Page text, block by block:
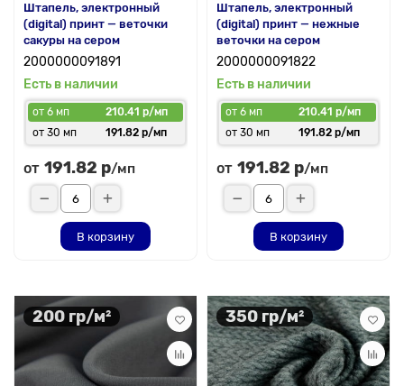
Штапель, электронный
(digital) принт — веточки
сакуры на сером
2000000091891
Есть в наличии
от 6 мп
210.41 р/мп
от 30 мп
191.82 р/мп
от 191.82 р/мп
В корзину
Штапель, электронный
(digital) принт — нежные
веточки на сером
2000000091822
Есть в наличии
от 6 мп
210.41 р/мп
от 30 мп
191.82 р/мп
от 191.82 р/мп
В корзину
200 гр/м² 350 гр/м²